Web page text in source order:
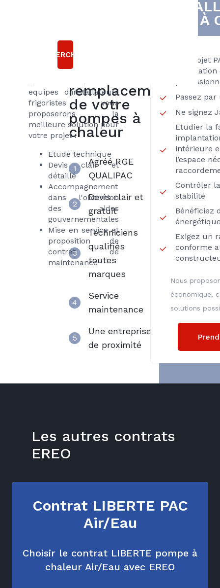
d'installation d'une
pompe à chaleur.
Partenaire des plus
equipes d'installateurs
frigoristes vous
proposerons la
meilleure solution pour
votre projet :
Etude technique
Devis clair et
détaillé
Accompagnement
dans l'obtention
des aides
gouvernementales
Mise en service et
proposition de
contrat de
maintenance
À
Un projet
Passez par
Ne signez
Etudier la
intérieure
l’espace
Contrôler
stabilité
Bénéficiez
Exigez un
conforme
Nous
économique,
solutions
RECHERCHERChoisir
Axenergie
remplacement
de votre
pompes à
chaleur
1
Agréé RGE
QUALIPAC
2
Devis clair et
gratuit
3
Techniciens
qualifiés
toutes
marques
4
Service
maintenance
5
Une entreprise
de proximité
Les autres contrats
EREO
Contrat LIBERTE PAC
Air/Eau
Choisir le contrat LIBERTE pompe à
chaleur Air/Eau avec EREO